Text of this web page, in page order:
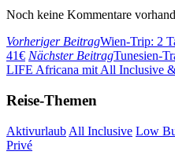
Noch keine Kommentare
Vorheriger BeitragWien-Trip: 2
41€ Nächster BeitragTunesien-
LIFE Africana mit All Inclusive
Reise-Themen
Aktivurlaub All Inclusive Low
Privé